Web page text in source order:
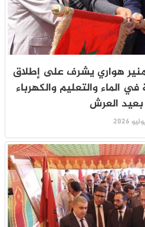
هواري يشرف على إطلاق
الماء والتعليم والكهرباء
بعيد العرش